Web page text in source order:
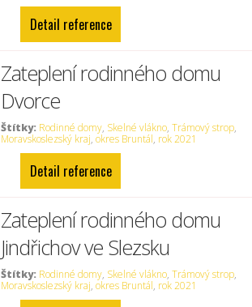
Detail reference
Zateplení rodinného domu
Dvorce
Štítky: Rodinné domy, Skelné vlákno,Trámový strop,
Moravskoslezský kraj,okres Bruntál, rok 2021
Detail reference
Zateplení rodinného domu
Jindřichov ve Slezsku
Štítky: Rodinné domy, Skelné vlákno,Trámový strop,
Moravskoslezský kraj,okres Bruntál, rok 2021